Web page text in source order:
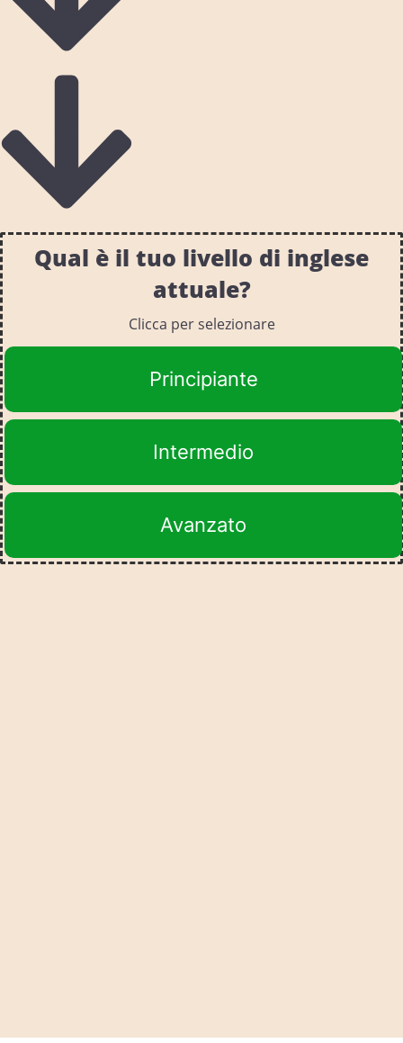
Qual è il tuo livello di inglese
attuale?
Clicca per selezionare
Principiante
Intermedio
Avanzato